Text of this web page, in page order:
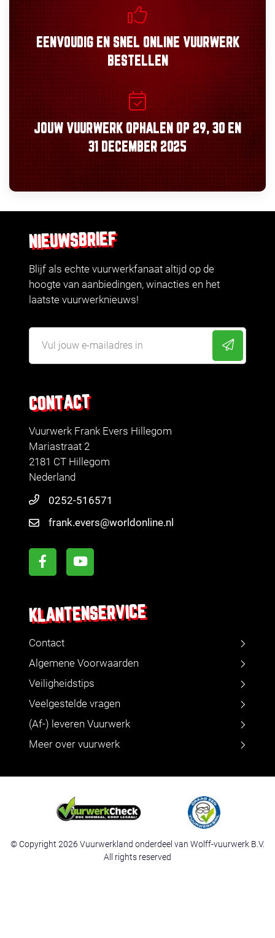
EENVOUDIGEN SNEL ONLINE VUURWERK
BESTELLEN
JOUW VUURWERK OPHALEN OP 29, 30 EN
31 DECEMBER 2025
CONTACT
Vuurwerk Frank Evers Hillegom
Mariastraat 2
2181 CT Hillegom
Nederland
0252-516571
frank.evers@worldonline.nl
KLANTENSERVICE
Contact
Algemene Voorwaarden
Veiligheidstips
Veelgestelde vragen
(Af-) leveren Vuurwerk
Meer over vuurwerk
NIEUWSBRIEF
Blijf als echte vuurwerkfanaat altijd op de
hoogte van aanbiedingen, winacties en het
laatste vuurwerknieuws!
© Copyright 2026 Vuurwerkland onderdeel van Wolff-vuurwerk B.V.
All rights reserved